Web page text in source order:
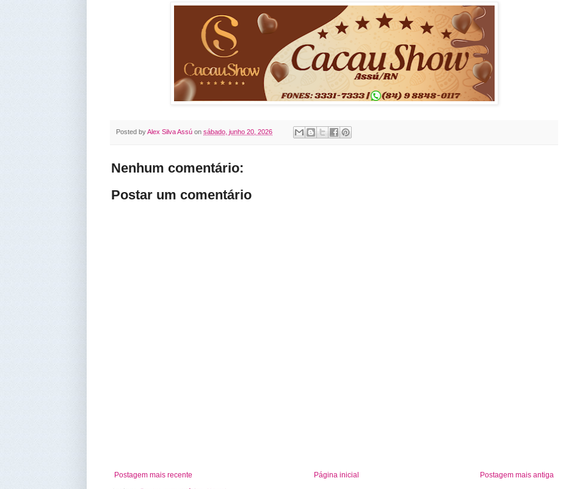
Posted byAlex Silva Assú on sábado, junho 20, 2026
Nenhum comentário:
Postar um comentário
Postagem mais recente Postagem mais antiga
Página inicial